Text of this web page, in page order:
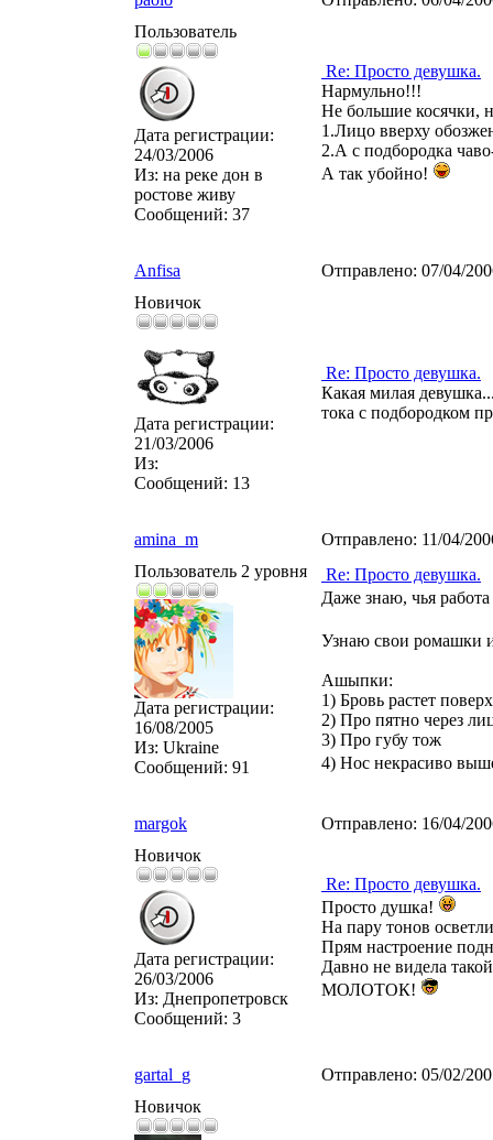
Пользователь
Дата регистрации:
24/03/2006
Из: на реке дон в
ростове живу
Сообщений: 37
Re: Просто девушка.
Нармульно!!!
Не большие косячки,
1.Лицо вверху
2.А с подбородка
А так убойно!
Anfisa Отправлено: 07/04/
Новичок
Дата регистрации:
21/03/2006
Из:
Сообщений: 13
Re: Просто девушка.
Какая милая
тока с подбородком
amina_m Отправлено: 11/04/
Пользователь 2 уровня
Дата регистрации:
16/08/2005
Из: Ukraine
Сообщений: 91
Re: Просто девушка.
Даже знаю, чья
Узнаю свои ромашки
Ашыпки:
1) Бровь растет
2) Про пятно через
3) Про губу тож
4) Нос некрасиво
margok Отправлено: 16/04/
Новичок
Дата регистрации:
26/03/2006
Из: Днепропетровск
Сообщений: 3
Re: Просто девушка.
Просто душка!
На пару тонов
Прям настроение
Давно не видела
МОЛОТОК!
gartal_g Отправлено: 05/02/
Новичок